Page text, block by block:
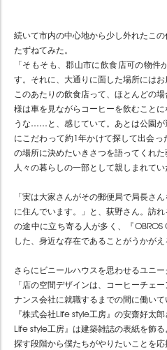
続いて市内の中心地から少し外れたこ
たずねてみた。
「そもそも、郡山市に飲食店可の物
す。それに、大通りに面した場所には
このあたりの飲食店って、ほとんどの
様は車を見ながらコーヒーを飲むこと
うな……と、感じていて。あとは公園が
にこだわって約1年かけて探して出会
の場所に決めたいきさつを語ってくれ
人々の暮らしの一部として親しまれてい
「実は大家さんがその郵便局で局長さ
に住んでいます。」と、荻野さん。訪
の途中に立ち寄る人が多く、『
した、身近な存在であることがうかがえ
さらにビニールハウスを思わせるユニ
「店の空間デザインは、コーヒーチェ
ナンス会社に就職するまでの間に働い
『株式会社Life style工房』の安齋好太
Life style工房』は建築雑誌の表紙を飾
探す段階から僕たちがやりたいことを